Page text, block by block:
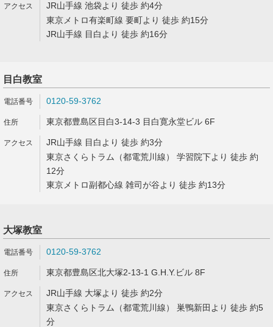
JR山手線 池袋より 徒歩 約4分
東京メトロ有楽町線 要町より 徒歩 約15分
JR山手線 目白より 徒歩 約16分
目白教室
0120-59-3762
東京都豊島区目白3-14-3 目白寛永堂ビル 6F
JR山手線 目白より 徒歩 約3分
東京さくらトラム（都電荒川線） 学習院下より 徒歩 約
12分
東京メトロ副都心線 雑司が谷より 徒歩 約13分
大塚教室
0120-59-3762
東京都豊島区北大塚2-13-1 G.H.Y.ビル 8F
JR山手線 大塚より 徒歩 約2分
東京さくらトラム（都電荒川線） 巣鴨新田より 徒歩 約5
分